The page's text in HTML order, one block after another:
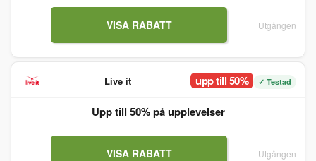
VISA RABATT Utgången
Live it upp till 50% ✓ Testad
Upp till 50% på upplevelser
VISA RABATT Utgången